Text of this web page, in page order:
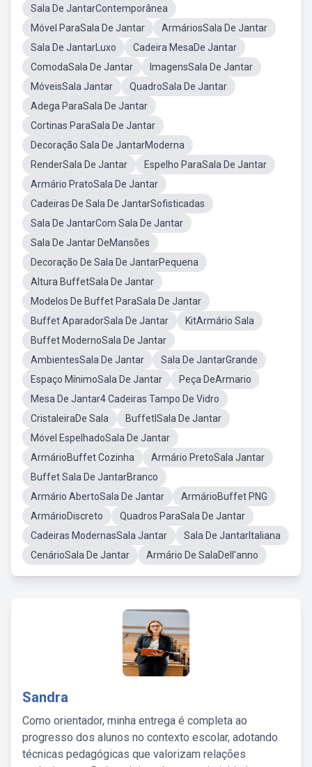
Sala De JantarContemporânea
Móvel ParaSala De Jantar
ArmáriosSala De Jantar
Sala De JantarLuxo
Cadeira MesaDe Jantar
ComodaSala De Jantar
ImagensSala De Jantar
MóveisSala Jantar
QuadroSala De Jantar
Adega ParaSala De Jantar
Cortinas ParaSala De Jantar
Decoração Sala De JantarModerna
RenderSala De Jantar
Espelho ParaSala De Jantar
Armário PratoSala De Jantar
Cadeiras De Sala De JantarSofisticadas
Sala De JantarCom Sala De Jantar
Sala De Jantar DeMansões
Decoração De Sala De JantarPequena
Altura BuffetSala De Jantar
Modelos De Buffet ParaSala De Jantar
Buffet AparadorSala De Jantar
KitArmário Sala
Buffet ModernoSala De Jantar
AmbientesSala De Jantar
Sala De JantarGrande
Espaço MínimoSala De Jantar
Peça DeArmario
Mesa De Jantar4 Cadeiras Tampo De Vidro
CristaleiraDe Sala
BuffetlSala De Jantar
Móvel EspelhadoSala De Jantar
ArmárioBuffet Cozinha
Armário PretoSala Jantar
Buffet Sala De JantarBranco
Armário AbertoSala De Jantar
ArmárioBuffet PNG
ArmárioDiscreto
Quadros ParaSala De Jantar
Cadeiras ModernasSala Jantar
Sala De JantarItaliana
CenárioSala De Jantar
Armário De SalaDell'anno
Sandra
Como orientador, minha entrega é completa ao
progresso dos alunos no contexto escolar, adotando
técnicas pedagógicas que valorizam relações